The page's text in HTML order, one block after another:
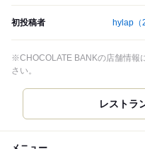
初投稿者 hylap
※CHOCOLATE BANKの店舗情報
さい。
レストラ